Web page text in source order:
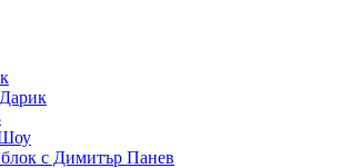
с Димитър Панев